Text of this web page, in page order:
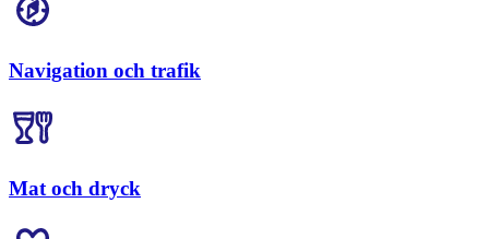
Navigation och trafik
Mat och dryck